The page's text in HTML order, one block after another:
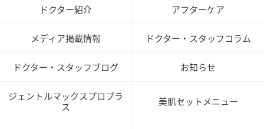
ドクター紹介 アフターケア
メディア掲載情報 ドクター・スタッフコラム
ドクター・スタッフブログ お知らせ
ジェントルマックスプロプラ
ス
美肌セットメニュー